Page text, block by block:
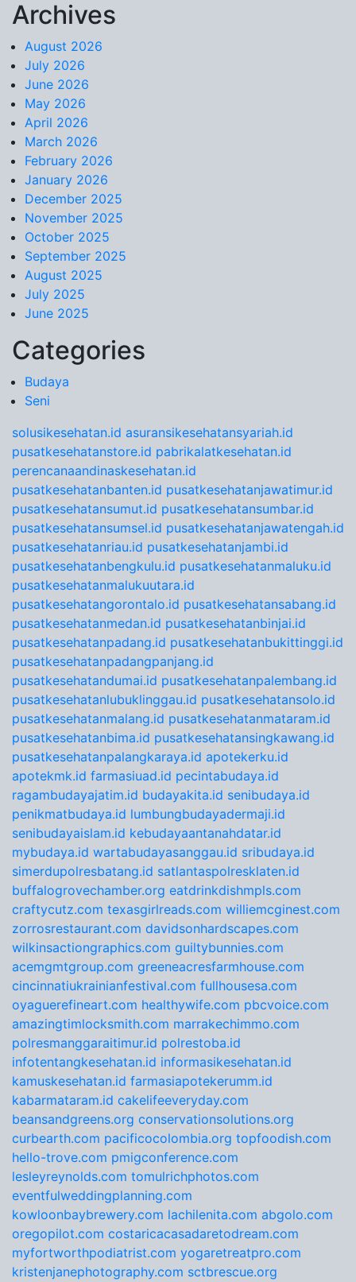
Skip to content
Archives
August 2026
July 2026
June 2026
May 2026
April 2026
March 2026
February 2026
January 2026
December 2025
November 2025
October 2025
September 2025
August 2025
July 2025
June 2025
Categories
Budaya
Seni
solusikesehatan.id asuransikesehatansyariah.id
pusatkesehatanstore.id pabrikalatkesehatan.id
perencanaandinaskesehatan.id
pusatkesehatanbanten.id pusatkesehatanjawatimur.id
pusatkesehatansumut.id pusatkesehatansumbar.id
pusatkesehatansumsel.id pusatkesehatanjawatengah.id
pusatkesehatanriau.id pusatkesehatanjambi.id
pusatkesehatanbengkulu.id pusatkesehatanmaluku.id
pusatkesehatanmalukuutara.id
pusatkesehatangorontalo.id pusatkesehatansabang.id
pusatkesehatanmedan.id pusatkesehatanbinjai.id
pusatkesehatanpadang.id pusatkesehatanbukittinggi.id
pusatkesehatanpadangpanjang.id
pusatkesehatandumai.id pusatkesehatanpalembang.id
pusatkesehatanlubuklinggau.id pusatkesehatansolo.id
pusatkesehatanmalang.id pusatkesehatanmataram.id
pusatkesehatanbima.id pusatkesehatansingkawang.id
pusatkesehatanpalangkaraya.id apotekerku.id
apotekmk.id farmasiuad.id pecintabudaya.id
ragambudayajatim.id budayakita.id senibudaya.id
penikmatbudaya.id lumbungbudayadermaji.id
senibudayaislam.id kebudayaantanahdatar.id
mybudaya.id wartabudayasanggau.id sribudaya.id
simerdupolresbatang.id satlantaspolresklaten.id
buffalogrovechamber.org eatdrinkdishmpls.com
craftycutz.com texasgirlreads.com williemcginest.com
zorrosrestaurant.com davidsonhardscapes.com
wilkinsactiongraphics.com guiltybunnies.com
acemgmtgroup.com greeneacresfarmhouse.com
cincinnatiukrainianfestival.com fullhousesa.com
oyaguerefineart.com healthywife.com pbcvoice.com
amazingtimlocksmith.com marrakechimmo.com
polresmanggaraitimur.id polrestoba.id
infotentangkesehatan.id informasikesehatan.id
kamuskesehatan.id farmasiapotekerumm.id
kabarmataram.id cakelifeeveryday.com
beansandgreens.org conservationsolutions.org
curbearth.com pacificocolombia.org topfoodish.com
hello-trove.com pmigconference.com
lesleyreynolds.com tomulrichphotos.com
eventfulweddingplanning.com
kowloonbaybrewery.com lachilenita.com abgolo.com
oregopilot.com costaricacasadaretodream.com
myfortworthpodiatrist.com yogaretreatpro.com
kristenjanephotography.com sctbrescue.org